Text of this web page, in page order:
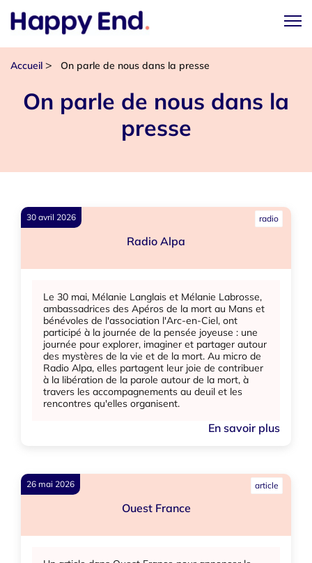
Accueil > On parle de nous dans la presse
On parle de nous dans la
presse
30 avril 2026 radio
Radio Alpa
Le 30 mai, Mélanie Langlais et Mélanie Labrosse,
ambassadrices des Apéros de la mort au Mans et
bénévoles de l'association l'Arc-en-Ciel, ont
participé à la journée de la pensée joyeuse : une
journée pour explorer, imaginer et partager autour
des mystères de la vie et de la mort. Au micro de
Radio Alpa, elles partagent leur joie de contribuer
à la libération de la parole autour de la mort, à
travers les accompagnements au deuil et les
rencontres qu'elles organisent.
En savoir plus
26 mai 2026 article
Ouest France